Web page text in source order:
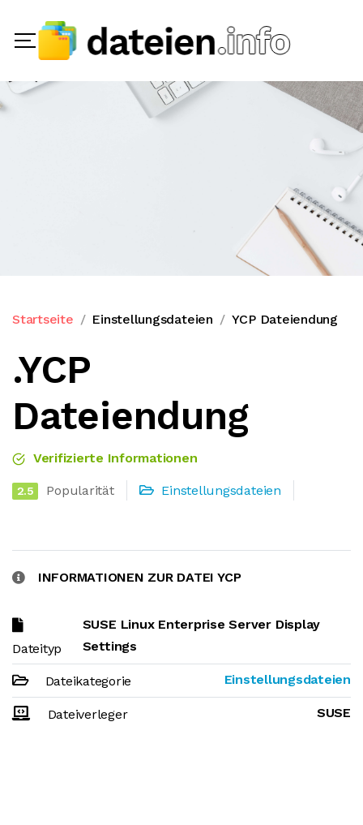
Startseite Einstellungsdateien YCP Dateiendung
.YCP
Dateiendung
Verifizierte Informationen
2.5 Popularität Einstellungsdateien
INFORMATIONEN ZUR DATEI YCP
Dateityp
SUSE Linux Enterprise Server Display
Settings
Dateikategorie Einstellungsdateien
Dateiverleger SUSE